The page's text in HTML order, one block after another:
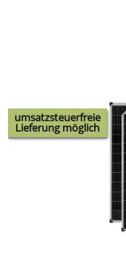
umsatzsteuerfreie
Lieferung möglich